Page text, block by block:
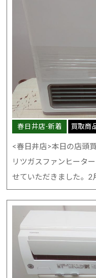
春日井店-新着 買取商
<春日井店>本日の店
リツガスファンヒータ
せていただきました。2